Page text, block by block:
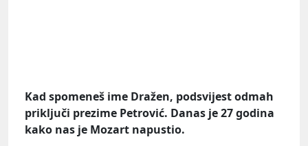
Kad spomeneš ime Dražen, podsvijest odmah
priključi prezime Petrović. Danas je 27 godina
kako nas je Mozart napustio.